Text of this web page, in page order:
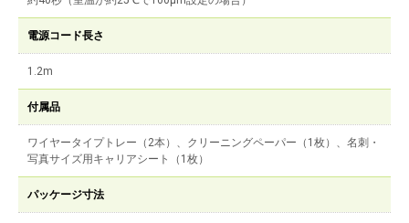
電源コード長さ
1.2m
付属品
ワイヤータイプトレー（2本）、クリーニングペーパー（1枚）、名刺・
写真サイズ用キャリアシート（1枚）
パッケージ寸法